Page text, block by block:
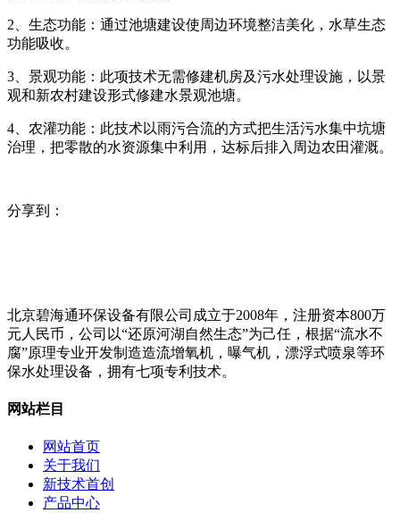
2、生态功能：通过池塘建设使周边环境整洁美化，水草生态
功能吸收。
3、景观功能：此项技术无需修建机房及污水处理设施，以景
观和新农村建设形式修建水景观池塘。
4、农灌功能：此技术以雨污合流的方式把生活污水集中坑塘
治理，把零散的水资源集中利用，达标后排入周边农田灌溉。
分享到：
北京碧海通环保设备有限公司成立于2008年，注册资本800万
元人民币，公司以“还原河湖自然生态”为己任，根据“流水不
腐”原理专业开发制造造流增氧机，曝气机，漂浮式喷泉等环
保水处理设备，拥有七项专利技术。
网站栏目
网站首页
关于我们
新技术首创
产品中心